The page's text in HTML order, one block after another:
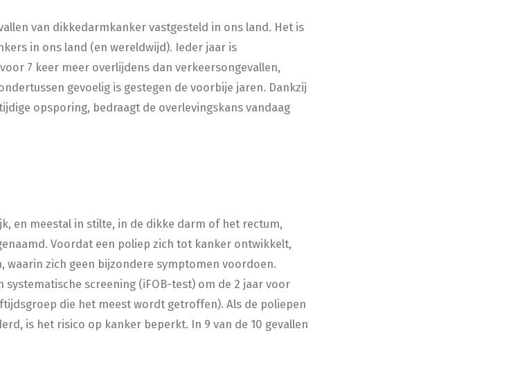
van dikkedarmkanker vastgesteld in ons land. Het is
in ons land (en wereldwijd). Ieder jaar is
7 keer meer overlijdens dan verkeersongevallen,
gevoelig is gestegen de voorbije jaren. Dankzij
opsporing, bedraagt de overlevingskans vandaag
en meestal in stilte, in de dikke darm of het rectum,
Voordat een poliep zich tot kanker ontwikkelt,
waarin zich geen bijzondere symptomen voordoen.
systematische screening (iFOB-test) om de 2 jaar voor
die het meest wordt getroffen). Als de poliepen
is het risico op kanker beperkt. In 9 van de 10 gevallen